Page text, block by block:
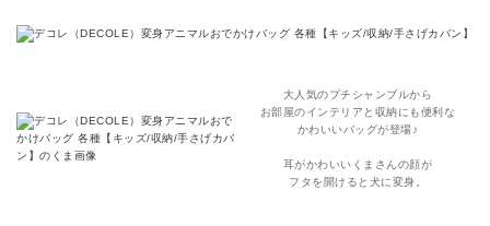
大人気のプチシャンブルから
お部屋のインテリアと収納にも便利な
かわいいバッグが登場♪
耳がかわいいくまさんの顔が
フタを開けると犬に変身。